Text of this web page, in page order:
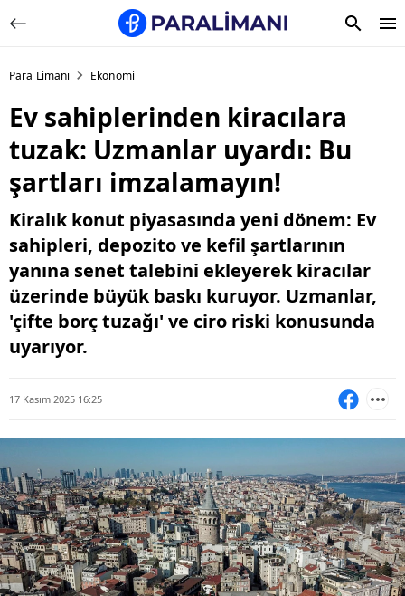
Para Limanı Ekonomi
Ev sahiplerinden kiracılara
tuzak: Uzmanlar uyardı: Bu
şartları imzalamayın!
Kiralık konut piyasasında yeni dönem: Ev
sahipleri, depozito ve kefil şartlarının
yanına senet talebini ekleyerek kiracılar
üzerinde büyük baskı kuruyor. Uzmanlar,
'çifte borç tuzağı' ve ciro riski konusunda
uyarıyor.
17 Kasım 2025 16:25